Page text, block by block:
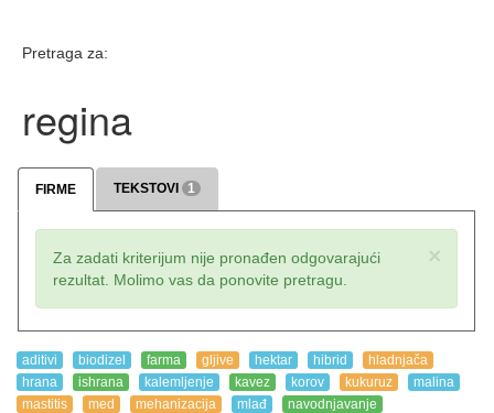
Pretraga za:
regina
FIRME TEKSTOVI 1
×
Za zadati kriterijum nije pronađen odgovarajući
rezultat. Molimo vas da ponovite pretragu.
aditivi biodizel farma gljive hektar hibrid
hladnjača
hrana
ishrana kalemljenje kavez korov kukuruz
malina
mastitis
med mehanizacija mlađ
navodnjavanje